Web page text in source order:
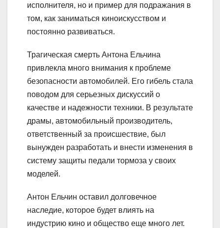
исполнителя, но и пример для подражания в
том, как заниматься киноискусством и
постоянно развиваться.
Трагическая смерть Антона Ельчина
привлекла много внимания к проблеме
безопасности автомобилей. Его гибель стала
поводом для серьезных дискуссий о
качестве и надежности техники. В результате
драмы, автомобильный производитель,
ответственный за происшествие, был
вынужден разработать и внести изменения в
систему защиты педали тормоза у своих
моделей.
Антон Ельчин оставил долговечное
наследие, которое будет влиять на
индустрию кино и общество еще много лет.